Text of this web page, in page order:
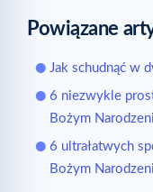
Powiązane
Jak schudnąć w
6 niezwykle
Bożym
6 ultrałatwych
Bożym